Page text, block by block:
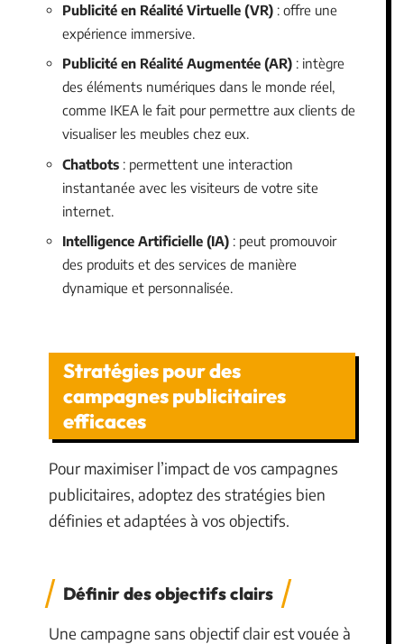
Publicité en Réalité Virtuelle (VR) : offre une
expérience immersive.
Publicité en Réalité Augmentée (AR) : intègre
des éléments numériques dans le monde réel,
comme IKEA le fait pour permettre aux clients de
visualiser les meubles chez eux.
Chatbots : permettent une interaction
instantanée avec les visiteurs de votre site
internet.
Intelligence Artificielle (IA) : peut promouvoir
des produits et des services de manière
dynamique et personnalisée.
Stratégies pour des
campagnes publicitaires
efficaces
Pour maximiser l’impact de vos campagnes
publicitaires, adoptez des stratégies bien
définies et adaptées à vos objectifs.
Définir des objectifs clairs
Une campagne sans objectif clair est vouée à